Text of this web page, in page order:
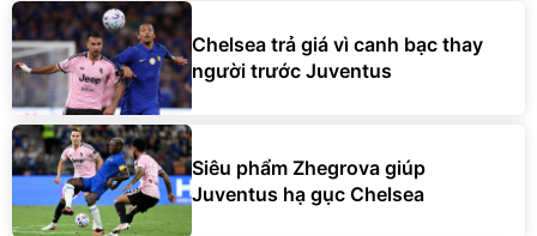
Chelsea trả giá vì canh bạc thay
người trước Juventus
Siêu phẩm Zhegrova giúp
Juventus hạ gục Chelsea